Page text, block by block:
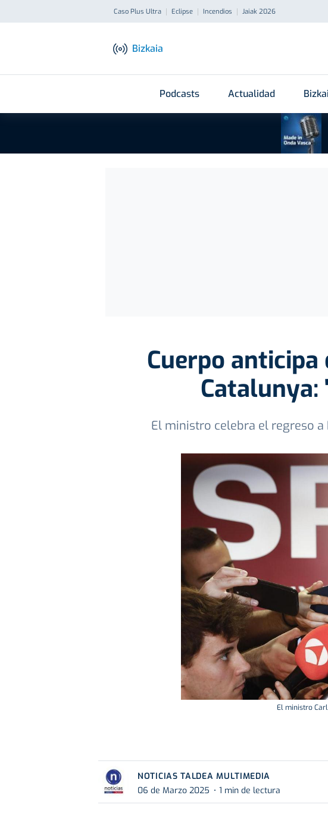
Caso Plus Ultra Eclipse Incendios Jaiak 2026
Bizkaia
Podcasts Actualidad
Cuerpo
Catalunya:
El ministro celebra el regreso a
El ministro
NOTICIAS TALDEA MULTIMEDIA
06 de Marzo 2025
1 min de lectura